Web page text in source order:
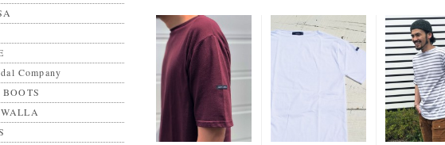
Company